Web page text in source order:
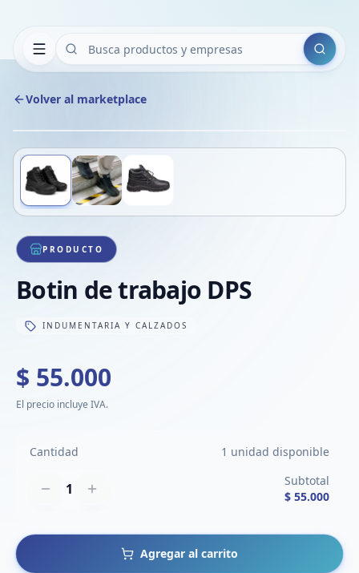
Buscar
Volver al marketplace
1/3
PRODUCTO
Botin de trabajo DPS
INDUMENTARIA Y CALZADOS
$ 55.000
El precio incluye IVA.
Cantidad 1 unidad disponible
1
Subtotal
$ 55.000
Agregar al carrito